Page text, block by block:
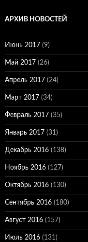
АРХИВ НОВОСТЕЙ
Июнь 2017 (9)
Май 2017 (26)
Апрель 2017 (24)
Март 2017 (34)
Февраль 2017 (35)
Январь 2017 (31)
Декабрь 2016 (138)
Ноябрь 2016 (127)
Октябрь 2016 (130)
Сентябрь 2016 (180)
Август 2016 (157)
Июль 2016 (131)